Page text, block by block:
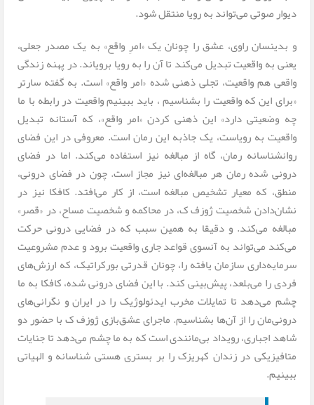
دیوار صوتی می‌تواند به رویا منتقل شود.
و بدینسان راوی، عشق را چونان یک «امرِ واقع» به یک مصدر جعلی،
یعنی به واقعیت تبدیل می‌کند تا آن را به رویا برویاند. در پهنه زندگی
واقعی هم واقعیت، تجلی ذهنی شده «امر واقع» است. به گفته سارتر
«برای این که واقعیت را بشناسیم ، باید ببینیم واقعیت در رابطه با ما
چه وضعیتی دارد» این ذهنی کردن «امر واقع»، که آستانه تبدیل
واقعیت به رویاست، یک جاذبه این رمان است. معروفی در این فضای
روانشناسانه رمان، گاه از مبالغه نیز استفاده می‌کند. اما در فضای
درونی شده رمان هر مبالغه‌ای نیز مجاز است. چون در فضای درونی،
منطق، که معیار تشخیص مبالغه است، از کار می‌افتد. کافکا نیز در
نشان‌دادن شخصیت ژوزف ک، در محاکمه و شخصیت مساح، در «قصر»
مبالغه می‌کند. و دقیقا به همین سبب که در فضایی درونی حرکت
می‌کند می‌تواند به آنسوی قواعد جاری واقعیت برود و عدم مشروعیت
سرمایه‌داری سازمان یافته را، چونان قدرتی بورکراتیک، که ارزش‌های
فردی را می‌بلعد، پیش‌بینی کند. با این فضای درونی شده، کافکا به ما
چشم می‌دهد تا تمایلات مخرب ایدئولوژیک را در ایران و نگرانی‌های
درونی‌مان را از آن‌ها بشناسیم. ماجرای عشق‌بازی ژوزف ک با حضور دو
شاهد اجباری، رویداد بی‌مانندی است که به ما چشم می‌دهد تا جنایات
متافیزیکی در زندان کهریزک را بر بستری هستی شناسانه و الهیاتی
ببینیم.